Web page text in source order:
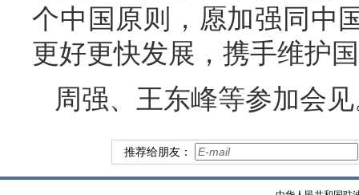
个中国原则，愿加强同中
更好更快发展，携手维护
周强、王东峰等参加会
推荐给朋友：